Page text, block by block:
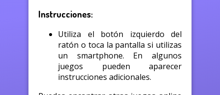
Instrucciones:
Utiliza el botón izquierdo del
ratón o toca la pantalla si utilizas
un smartphone. En algunos
juegos pueden aparecer
instrucciones adicionales.